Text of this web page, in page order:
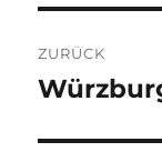
ZURÜCK
Vorheriger